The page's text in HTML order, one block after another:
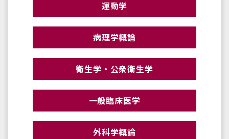
運動学
病理学概論
衛生学・公衆衛生学
一般臨床医学
外科学概論